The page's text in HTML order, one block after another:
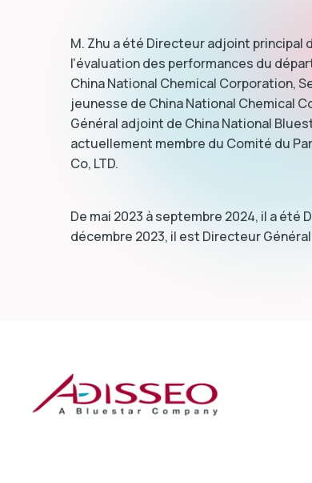
M. Zhu a été Directeur adjoint principal
l'évaluation des performances du
China National Chemical Corporation,
jeunesse de China National Chemical
Général adjoint de China National
actuellement membre du Comité du
Co, LTD.
De mai 2023 à septembre 2024, il a été
décembre 2023, il est Directeur